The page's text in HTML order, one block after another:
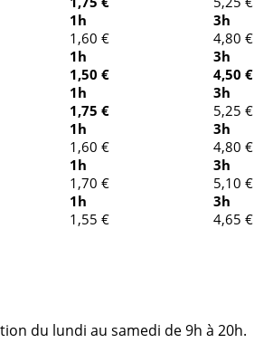
1h
​​​​​​1,60 €
3h
4,80 €
1h
1,50 €
3h
4,50 €
1h
1,75 €
3h
5,25 €
1h
1,60 €
3h
4,80 €
1h
1,70 €
3h
5,10 €
1h
1,55 €
3h
4,65 €
du lundi au samedi de 9h à 20h.